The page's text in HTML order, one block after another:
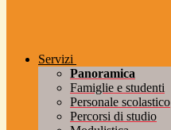
Servizi
Panoramica
Famiglie e studenti
Personale scolastico
Percorsi di studio